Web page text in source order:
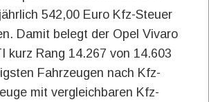
542,00 Euro Kfz-Steuer
Damit belegt der Opel Vivaro
kurz Rang 14.267 von 14.603
Fahrzeugen nach Kfz-
mit vergleichbaren Kfz-